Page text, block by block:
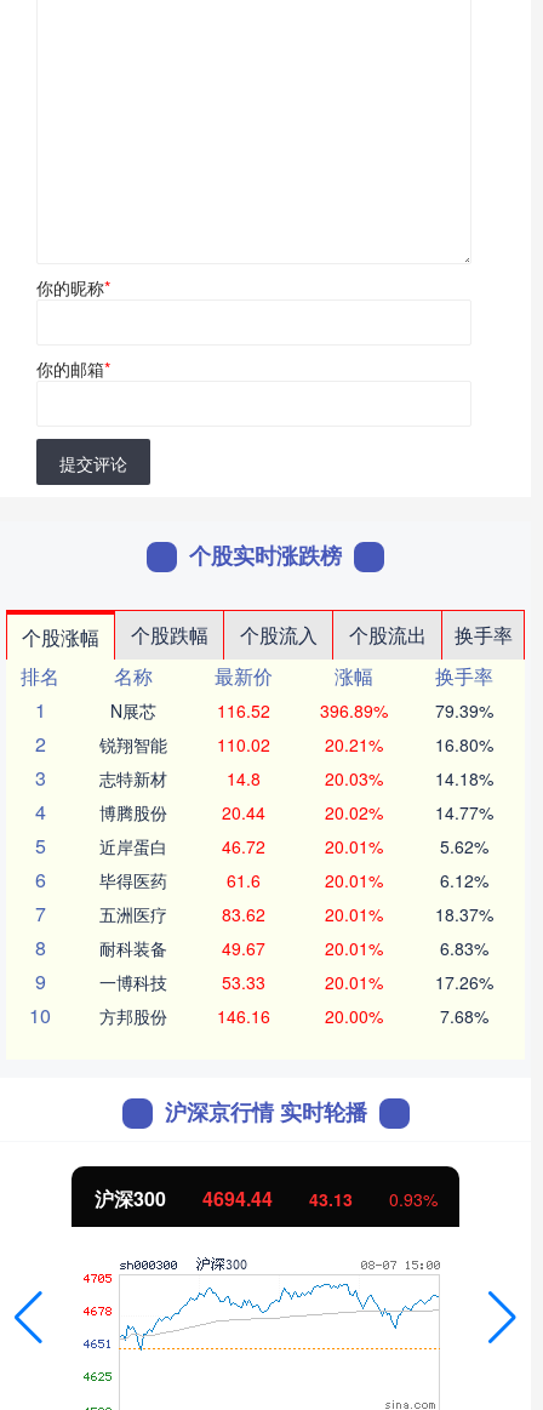
你的昵称*
你的邮箱*
提交评论
个股实时涨跌榜
个股涨幅 个股跌幅 个股流入 个股流出
换手率
排名
名称 最新价 涨幅
换手率
1
N展芯 116.52 396.89% 79.39%
2 锐翔智能 110.02 20.21% 16.80%
3 志特新材 14.8 20.03% 14.18%
4 博腾股份 20.44 20.02% 14.77%
5 近岸蛋白 46.72 20.01% 5.62%
6 毕得医药 61.6 20.01% 6.12%
7 五洲医疗 83.62 20.01% 18.37%
8 耐科装备 49.67 20.01% 6.83%
9 一博科技 53.33 20.01% 17.26%
10 方邦股份 146.16 20.00% 7.68%
沪深京行情 实时轮播
沪深300 4694.44 43.13 0.93%